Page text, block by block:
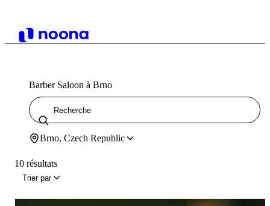
Barber Saloon à Brno
Brno, Czech Republic
10 résultats
Trier par